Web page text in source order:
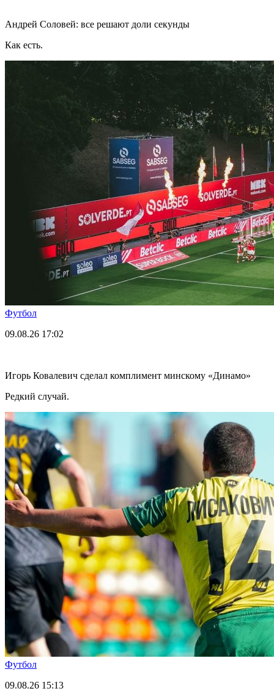
Андрей Соловей: все решают доли секунды
Как есть.
Футбол
09.08.26 17:02
Игорь Ковалевич сделал комплимент минскому «Динамо»
Редкий случай.
Футбол
09.08.26 15:13